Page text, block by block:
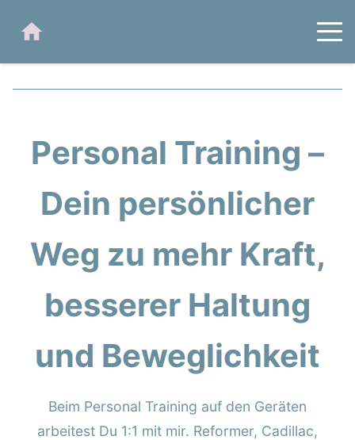
Personal Training –
Dein persönlicher
Weg zu mehr Kraft,
besserer Haltung
und Beweglichkeit
Beim Personal Training auf den Geräten
arbeitest Du 1:1 mit mir. Reformer, Cadillac,